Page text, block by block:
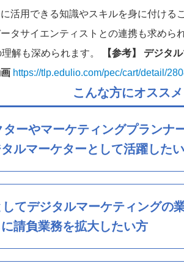
活用できる知識やスキルを身に付ける
タサイエンティストとの連携も求め
解も深められます。
【参考】 デジタ
https://tlp.edulio.com/pec/cart/detail/
こんな方にオススメ
ーやマーケティングプランナ
ルマーケターとして活躍した
てデジタルマーケティングの
請負業務を拡大したい方